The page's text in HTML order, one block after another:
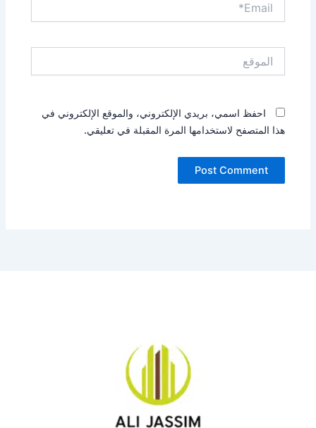
احفظ اسمي، بريدي الإلكتروني، والموقع الإلكتروني في
هذا المتصفح لاستخدامها المرة المقبلة في تعليقي.